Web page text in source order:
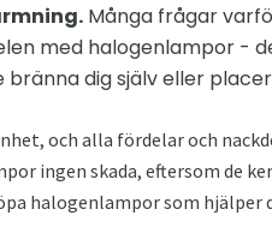
Många frågar
med halogenlampor -
dig själv eller
och alla fördelar och
ingen skada, eftersom de
halogenlampor som